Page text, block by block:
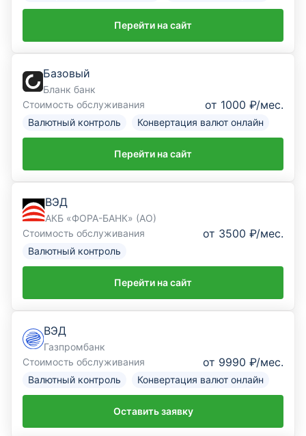
Отзывы о банкахПерейти на сайт
Базовый
Бланк банк
Стоимость обслуживания
от 1000 ₽/мес.
Валютный контроль Конвертация валют онлайн
Перейти на сайт
ВЭД
АКБ «ФОРА-БАНК» (АО)
Стоимость обслуживания
от 3500 ₽/мес.
Валютный контроль
Перейти на сайт
ВЭД
Газпромбанк
Стоимость обслуживания
от 9990 ₽/мес.
Валютный контроль Конвертация валют онлайн
Оставить заявку